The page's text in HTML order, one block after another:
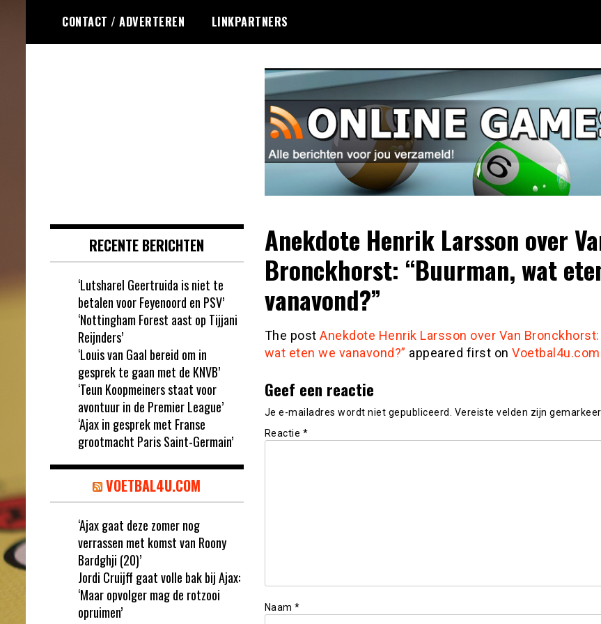
de
CONTACT / ADVERTEREN LINKPARTNERS
Anekdote Henrik Larsson over
Bronckhorst: “Buurman, wat
vanavond?”
The post Anekdote Henrik Larsson over Van Bronckhorst:
wat eten we vanavond?” appeared first on Voetbal4u.com
Geef een reactie
Je e-mailadres wordt niet gepubliceerd. Vereiste velden zijn
Reactie *
Naam *
RECENTE BERICHTEN
‘Lutsharel Geertruida is niet te
betalen voor Feyenoord en PSV’
‘Nottingham Forest aast op Tijjani
Reijnders’
‘Louis van Gaal bereid om in
gesprek te gaan met de KNVB’
‘Teun Koopmeiners staat voor
avontuur in de Premier League’
‘Ajax in gesprek met Franse
grootmacht Paris Saint-Germain’
VOETBAL4U.COM
‘Ajax gaat deze zomer nog
verrassen met komst van Roony
Bardghji (20)’
Jordi Cruijff gaat volle bak bij Ajax:
‘Maar opvolger mag de rotzooi
opruimen’